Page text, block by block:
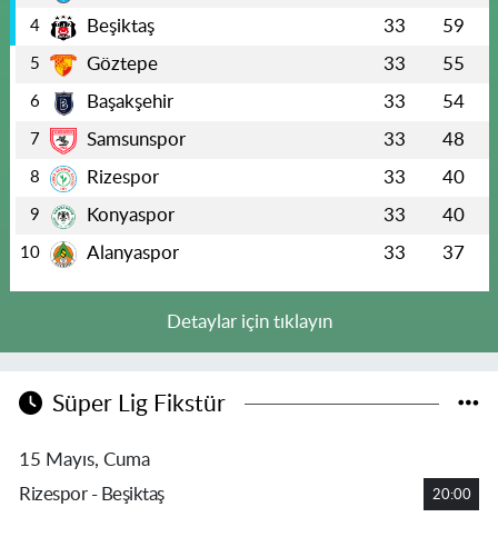
4 Beşiktaş 33 59
5 Göztepe 33 55
6 Başakşehir 33 54
7 Samsunspor 33 48
8 Rizespor 33 40
9 Konyaspor 33 40
10 Alanyaspor 33 37
Detaylar için tıklayın
Süper Lig Fikstür
15 Mayıs, Cuma
Rizespor - Beşiktaş
20:00